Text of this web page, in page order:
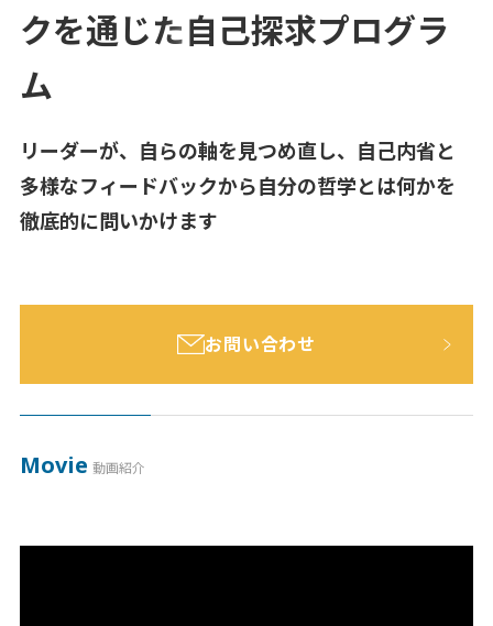
お問い合わせ
個人情報保護方針
利用規約
クを通じた自己探求プログラ
ム
リーダーが、自らの軸を見つめ直し、 自己内省と
多様なフィードバックから自分の哲学とは何かを
徹底的に問いかけます
お問い合わせ
Movie 動画紹介